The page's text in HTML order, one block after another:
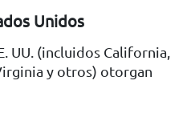
Unidos
UU. (incluidos California,
y otros) otorgan